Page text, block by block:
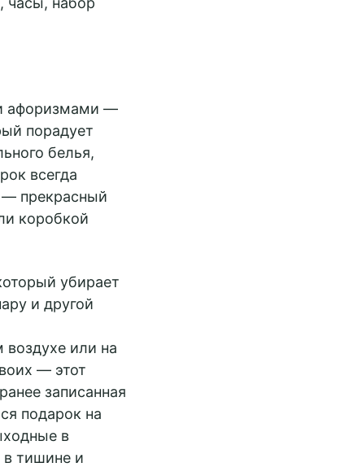
афоризмами —
порадует
белья,
всегда
— прекрасный
коробкой
убирает
и другой
воздухе или на
— этот
записанная
подарок на
в
в тишине и